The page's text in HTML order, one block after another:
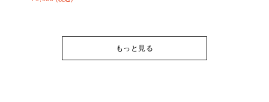
もっと見る